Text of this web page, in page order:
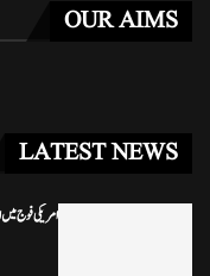
OUR AIMS
LATEST NEWS
امریکی فوج